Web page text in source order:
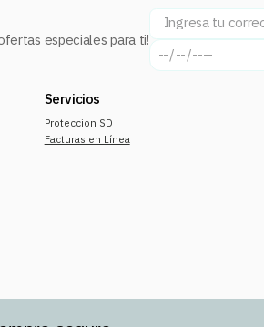
especiales para ti!
Servicios
Proteccion SD
Facturas en Línea